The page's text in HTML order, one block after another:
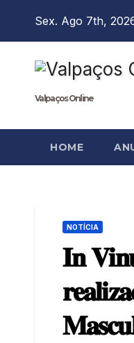
Sex. Ago 7th,
Valpaços Online
HOME
NOTÍCIA
𝐈𝐧